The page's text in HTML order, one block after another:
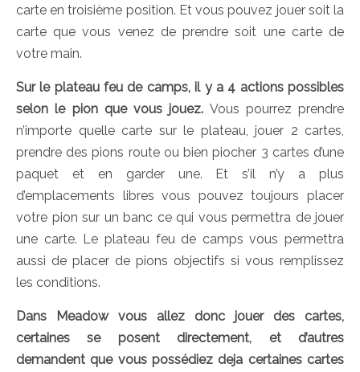
carte en troisième position. Et vous pouvez jouer soit la
carte que vous venez de prendre soit une carte de
votre main.
Sur le plateau feu de camps, il y a 4 actions possibles
selon le pion que vous jouez. Vous pourrez prendre
n’importe quelle carte sur le plateau, jouer 2 cartes,
prendre des pions route ou bien piocher 3 cartes d’une
paquet et en garder une. Et s’il n’y a plus
d’emplacements libres vous pouvez toujours placer
votre pion sur un banc ce qui vous permettra de jouer
une carte. Le plateau feu de camps vous permettra
aussi de placer de pions objectifs si vous remplissez
les conditions.
Dans Meadow vous allez donc jouer des cartes,
certaines se posent directement, et d’autres
demandent que vous possédiez deja certaines cartes